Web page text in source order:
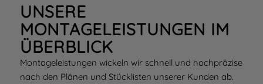
UNSERE
MONTAGELEISTUNGEN IM
ÜBERBLICK
Montageleistungen wickeln wir schnell und hochpräzise
nach den Plänen und Stücklisten unserer Kunden ab.